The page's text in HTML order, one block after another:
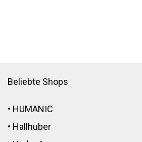
Beliebte Shops
• HUMANIC
• Hallhuber